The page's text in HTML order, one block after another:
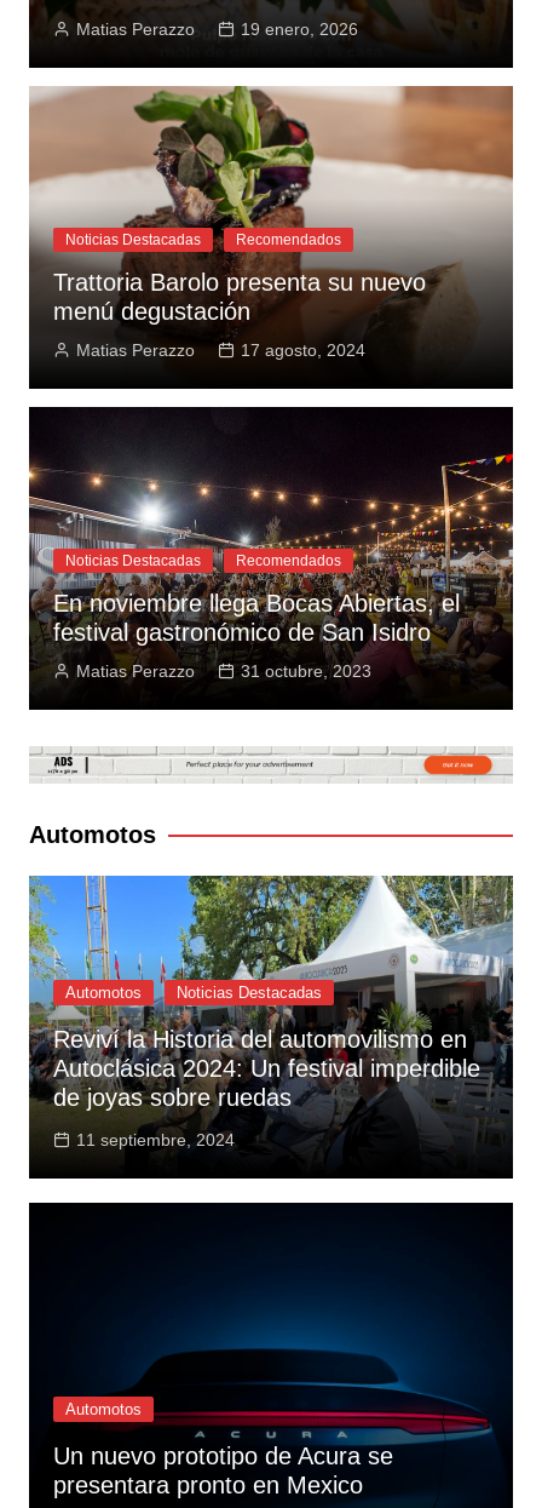
Matias Perazzo 19 enero, 2026
Noticias Destacadas Recomendados
Trattoria Barolo presenta su nuevo
menú degustación
Matias Perazzo 17 agosto, 2024
Noticias Destacadas Recomendados
En noviembre llega Bocas Abiertas, el
festival gastronómico de San Isidro
Matias Perazzo 31 octubre, 2023
Automotos
Automotos Noticias Destacadas
Reviví la Historia del automovilismo en
Autoclásica 2024: Un festival imperdible
de joyas sobre ruedas
11 septiembre, 2024
Automotos
Un nuevo prototipo de Acura se
presentara pronto en Mexico